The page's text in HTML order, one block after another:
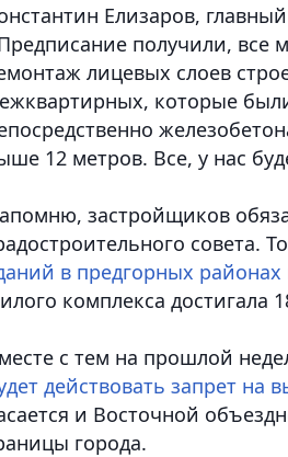
Елизаров,
получили, все
лицевых слоев
которые
12 метров. Все, у нас
застройщиков
совета.
в предгорных
комплекса достигала
с тем на прошлой
действовать запрет на
и Восточной
города.